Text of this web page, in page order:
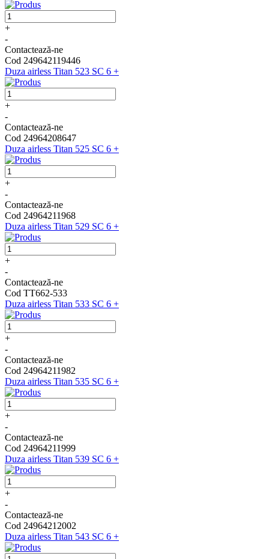
+
-
Contactează-ne
Cod 249642119446
Duza airless Titan 523 SC 6 +
+
-
Contactează-ne
Cod 24964208647
Duza airless Titan 525 SC 6 +
+
-
Contactează-ne
Cod 24964211968
Duza airless Titan 529 SC 6 +
+
-
Contactează-ne
Cod TT662-533
Duza airless Titan 533 SC 6 +
+
-
Contactează-ne
Cod 24964211982
Duza airless Titan 535 SC 6 +
+
-
Contactează-ne
Cod 24964211999
Duza airless Titan 539 SC 6 +
+
-
Contactează-ne
Cod 24964212002
Duza airless Titan 543 SC 6 +